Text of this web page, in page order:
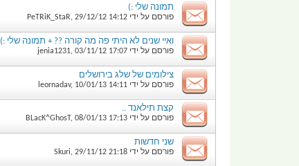
תמונה שלי :)
פורסם על ידי PeTRiK_StaR, 29/12/12 14:12
ואיי שנים לא היתי פה מה קורה ?? + תמונה שלי :)
פורסם על ידי jenia1231, 03/11/12 17:07
צילומים של שלג בירושלים
פורסם על ידי leornadav, 10/01/13 14:11
קצת תילאנד ..
פורסם על ידי BLacK^GhosT, 08/01/13 17:13
שני חדשות
פורסם על ידי Skuri, 29/11/12 21:18